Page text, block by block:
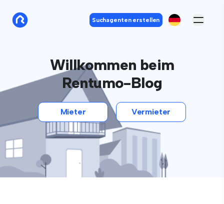
Suchagenten erstellen
Willkommen beim
Rentumo-Blog
Mieter Vermieter